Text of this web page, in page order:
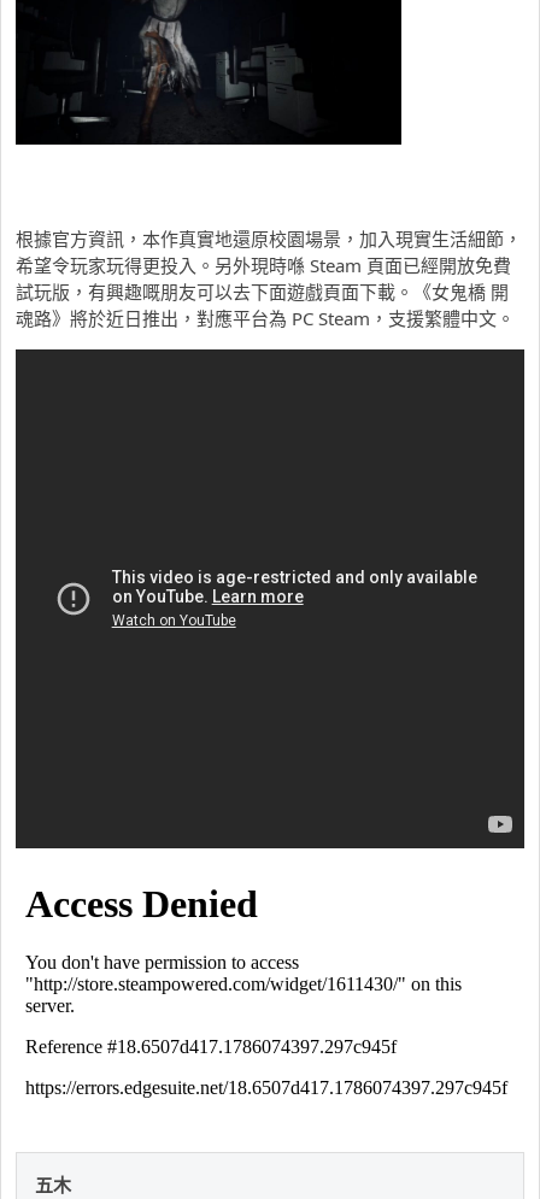
根據官方資訊，本作真實地還原校園場景，加入現實生活細節，
希望令玩家玩得更投入。另外現時喺 Steam 頁面已經開放免費
試玩版，有興趣嘅朋友可以去下面遊戲頁面下載。《女鬼橋 開
魂路》將於近日推出，對應平台為 PC Steam，支援繁體中文。
五木